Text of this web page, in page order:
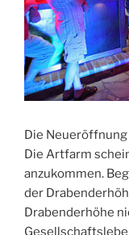
Die
Die Artfarm
anzukommen.
der
Drabenderhöhe